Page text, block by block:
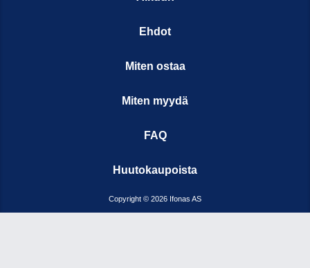
Ehdot
Miten ostaa
Miten myydä
FAQ
Huutokaupoista
Copyright © 2026 Ifonas AS